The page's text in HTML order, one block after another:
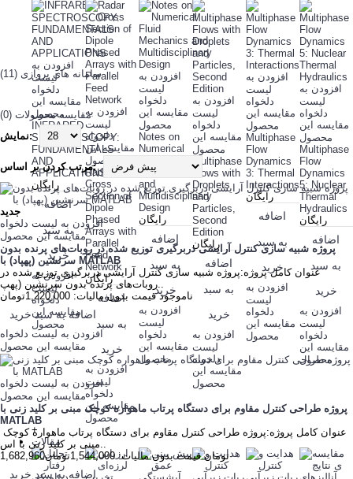
افزودن به
لیست
دلخواه
مقایسه این
محصول
INFRARED
SPECTROSCOPY:
FUNDAMENTALS
AND
APPLICATIONS
رایگان
اضافه
به سبد
خرید
افزودن به
لیست
دلخواه
مقایسه این
محصول
افزودن به
لیست
دلخواه
مقایسه این
محصول
Radar
Cross
Section of
Dipole
Phased
Arrays with
Parallel
Feed
Network
رایگان
اضافه
به سبد
خرید
افزودن به
لیست
دلخواه
مقایسه این
محصول
افزودن به
لیست
دلخواه
مقایسه این
محصول
Notes on
Numerical
Mechanics
and
Multidisciplinary
Design
رایگان
اضافه
به سبد
خرید
افزودن به
لیست
دلخواه
مقایسه این
محصول
افزودن به
لیست
دلخواه
مقایسه این
محصول
Multiphase
Flows with
Droplets
and
Particles,
Second
Edition
رایگان
اضافه
به سبد
خرید
افزودن به
لیست
دلخواه
مقایسه این
محصول
افزودن به
لیست
دلخواه
مقایسه این
محصول
Multiphase
Flow
Dynamics
3: Thermal
Interactions
رایگان
اضافه
به سبد
خرید
افزودن به
لیست
دلخواه
مقایسه این
محصول
افزودن به
لیست
دلخواه
مقایسه این
محصول
Multiphase
Flow
Dynamics
5: Nuclear
Thermal
Hydraulics
رایگان
اضافه
به سبد
خرید
افزودن به
لیست
دلخواه
مقایسه این
محصول
+
مقالات
سامانه های پروازی (11)
مقایسه محصولات (0)
نمایش:
مرتب کردن بر اساس:
جدید
افزودن به لیست دلخواه
مقایسه این محصول
پروژه شبیه سازی کنترل آرایشی دربرگیری توزیع شده در روبات‌های پرنده بدون
سرنشین (پهپاد) با MATLAB
عنوان کامل پروژه:پروژه شبیه سازی کنترل آرایشی دربرگیری توزیع شده در
روبات‌های پرنده بدون سرنشین (پهپ..
ناموجودقیمت بدون مالیات: 1,220,000تومان
اضافه به سبد خرید
افزودن به لیست دلخواه
مقایسه این محصول
افزودن به لیست دلخواه
مقایسه این محصول
پروژه طراحی کنترل مقاوم برای دستگاه پرتاب ماهواره کوچک مبنی بر کلید زنی با
MATLAB
عنوان کامل پروژه:پروژه طراحی کنترل مقاوم برای دستگاه پرتاب ماهواره کوچک
1,682,960تومانقیمت بدون مالیات: 1,544,000تومان
اضافه به سبد خرید